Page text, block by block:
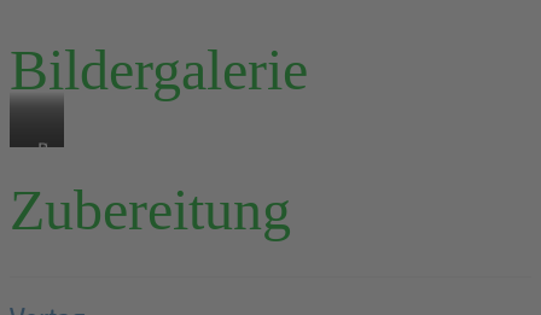
Bildergalerie
K
u
K
u
B
c
Zubereitung